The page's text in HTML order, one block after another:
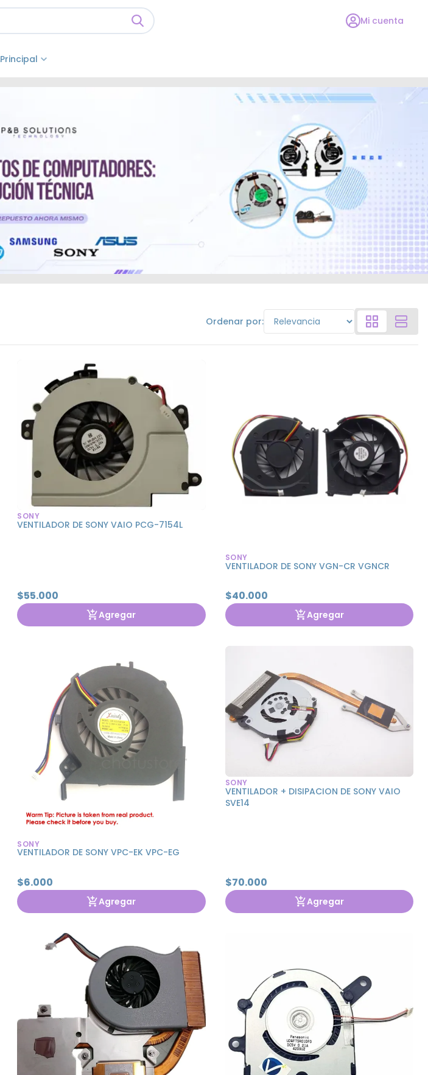
Mi cuenta
Principal
Ordenar por:
SONY
VENTILADOR DE SONY VAIO PCG-7154L
$55.000
Agregar
SONY
VENTILADOR DE SONY VGN-CR VGNCR
$40.000
Agregar
SONY
VENTILADOR DE SONY VPC-EK VPC-EG
$6.000
Agregar
SONY
VENTILADOR + DISIPACION DE SONY VAIO
SVE14
$70.000
Agregar